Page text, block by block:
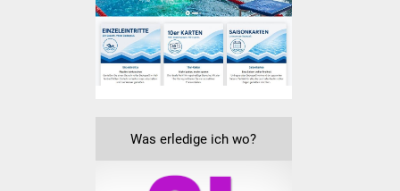
Senioren
Stadtseniorenrat
Ältere
Seniorenwohn- und
Was erledige ich wo?